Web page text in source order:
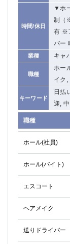
時間/休日
▼ホ
制（
有 ※
バー
業種 キャ
職種
ホー
イク,
キーワード
日払
迎,
職種
ホール(社員)
ホール(バイト)
エスコート
ヘアメイク
送りドライバー